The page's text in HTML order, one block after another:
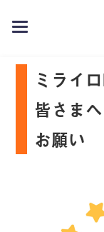
toggle
ミライ
皆さまへ
お願い